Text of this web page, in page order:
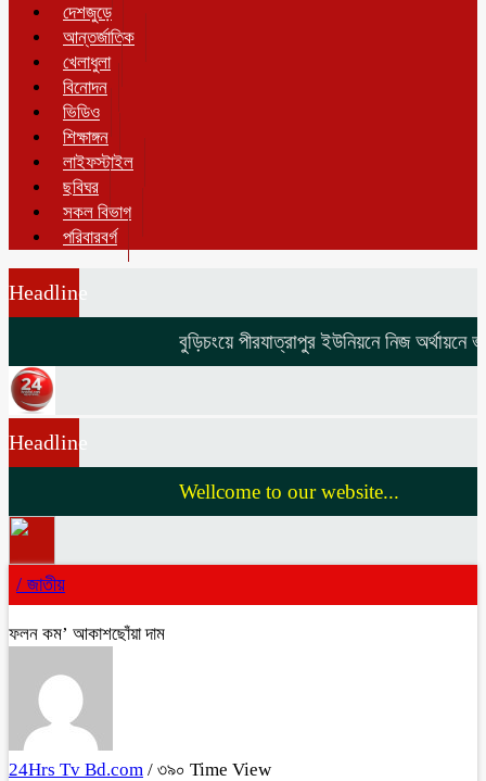
দেশজুড়ে
আন্তর্জাতিক
খেলাধুলা
বিনোদন
ভিডিও
শিক্ষাঙ্গন
লাইফস্টাইল
ছবিঘর
সকল বিভাগ
পরিবারবর্গ
Headline
বুড়িচংয়ে পীরযাত্রাপুর ইউনিয়নে নিজ অর্থায়নে ভাঙা ও
Headline
Wellcome to our website...
/ জাতীয়
ফলন কম’ আকাশছোঁয়া দাম
24Hrs Tv Bd.com / ৩৯০ Time View